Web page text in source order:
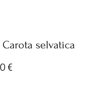
selvatica
€Prezzo